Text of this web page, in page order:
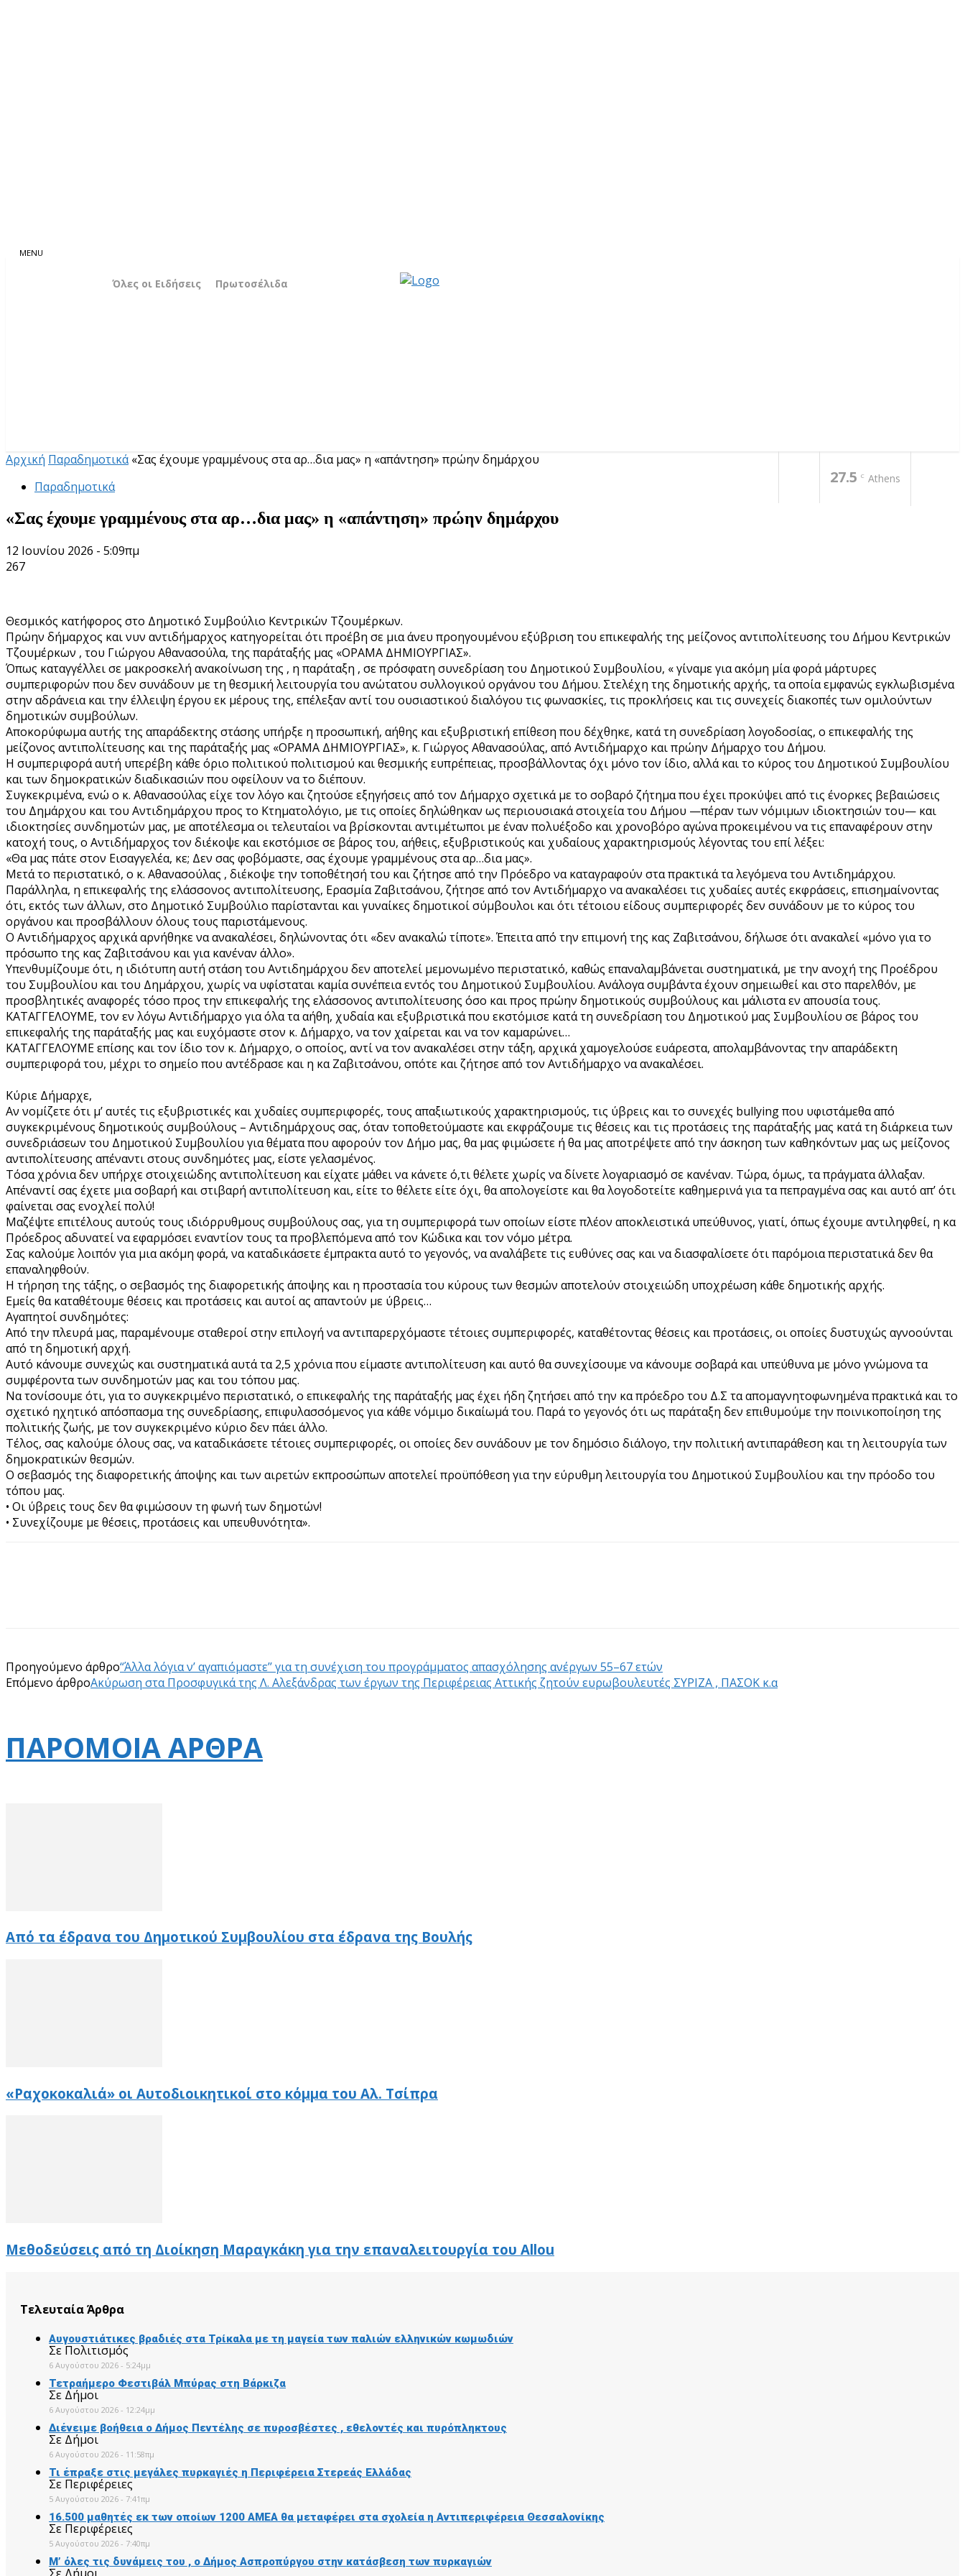
Όλες οι Ειδήσεις Πρωτοσέλιδα
27.5 C Athens
Αρχική Παραδημοτικά «Σας έχουμε γραμμένους στα αρ…δια μας» η «απάντηση» πρώην δημάρχου
Παραδημοτικά
«Σας έχουμε γραμμένους στα αρ…δια μας» η «απάντηση» πρώην δημάρχου
12 Ιουνίου 2026 - 5:09πμ
267
Θεσμικός κατήφορος στο Δημοτικό Συμβούλιο Κεντρικών Τζουμέρκων.
Πρώην δήμαρχος και νυν αντιδήμαρχος κατηγορείται ότι προέβη σε μια άνευ προηγουμένου εξύβριση του επικεφαλής της μείζονος αντιπολίτευσης του Δήμου Κεντρικών
Τζουμέρκων , του Γιώργου Αθανασούλα, της παράταξής μας «ΟΡΑΜΑ ΔΗΜΙΟΥΡΓΙΑΣ».
Όπως καταγγέλλει σε μακροσκελή ανακοίνωση της , η παράταξη , σε πρόσφατη συνεδρίαση του Δημοτικού Συμβουλίου, « γίναμε για ακόμη μία φορά μάρτυρες
συμπεριφορών που δεν συνάδουν με τη θεσμική λειτουργία του ανώτατου συλλογικού οργάνου του Δήμου. Στελέχη της δημοτικής αρχής, τα οποία εμφανώς εγκλωβισμένα
στην αδράνεια και την έλλειψη έργου εκ μέρους της, επέλεξαν αντί του ουσιαστικού διαλόγου τις φωνασκίες, τις προκλήσεις και τις συνεχείς διακοπές των ομιλούντων
δημοτικών συμβούλων.
Αποκορύφωμα αυτής της απαράδεκτης στάσης υπήρξε η προσωπική, αήθης και εξυβριστική επίθεση που δέχθηκε, κατά τη συνεδρίαση λογοδοσίας, ο επικεφαλής της
μείζονος αντιπολίτευσης και της παράταξής μας «ΟΡΑΜΑ ΔΗΜΙΟΥΡΓΙΑΣ», κ. Γιώργος Αθανασούλας, από Αντιδήμαρχο και πρώην Δήμαρχο του Δήμου.
Η συμπεριφορά αυτή υπερέβη κάθε όριο πολιτικού πολιτισμού και θεσμικής ευπρέπειας, προσβάλλοντας όχι μόνο τον ίδιο, αλλά και το κύρος του Δημοτικού Συμβουλίου
και των δημοκρατικών διαδικασιών που οφείλουν να το διέπουν.
Συγκεκριμένα, ενώ ο κ. Αθανασούλας είχε τον λόγο και ζητούσε εξηγήσεις από τον Δήμαρχο σχετικά με το σοβαρό ζήτημα που έχει προκύψει από τις ένορκες βεβαιώσεις
του Δημάρχου και του Αντιδημάρχου προς το Κτηματολόγιο, με τις οποίες δηλώθηκαν ως περιουσιακά στοιχεία του Δήμου —πέραν των νόμιμων ιδιοκτησιών του— και
ιδιοκτησίες συνδημοτών μας, με αποτέλεσμα οι τελευταίοι να βρίσκονται αντιμέτωποι με έναν πολυέξοδο και χρονοβόρο αγώνα προκειμένου να τις επαναφέρουν στην
κατοχή τους, ο Αντιδήμαρχος τον διέκοψε και εκστόμισε σε βάρος του, αήθεις, εξυβριστικούς και χυδαίους χαρακτηρισμούς λέγοντας του επί λέξει:
«Θα μας πάτε στον Εισαγγελέα, κε; Δεν σας φοβόμαστε, σας έχουμε γραμμένους στα αρ…δια μας».
Μετά το περιστατικό, ο κ. Αθανασούλας , διέκοψε την τοποθέτησή του και ζήτησε από την Πρόεδρο να καταγραφούν στα πρακτικά τα λεγόμενα του Αντιδημάρχου.
Παράλληλα, η επικεφαλής της ελάσσονος αντιπολίτευσης, Ερασμία Ζαβιτσάνου, ζήτησε από τον Αντιδήμαρχο να ανακαλέσει τις χυδαίες αυτές εκφράσεις, επισημαίνοντας
ότι, εκτός των άλλων, στο Δημοτικό Συμβούλιο παρίστανται και γυναίκες δημοτικοί σύμβουλοι και ότι τέτοιου είδους συμπεριφορές δεν συνάδουν με το κύρος του
οργάνου και προσβάλλουν όλους τους παριστάμενους.
Ο Αντιδήμαρχος αρχικά αρνήθηκε να ανακαλέσει, δηλώνοντας ότι «δεν ανακαλώ τίποτε». Έπειτα από την επιμονή της κας Ζαβιτσάνου, δήλωσε ότι ανακαλεί «μόνο για το
πρόσωπο της κας Ζαβιτσάνου και για κανέναν άλλο».
Υπενθυμίζουμε ότι, η ιδιότυπη αυτή στάση του Αντιδημάρχου δεν αποτελεί μεμονωμένο περιστατικό, καθώς επαναλαμβάνεται συστηματικά, με την ανοχή της Προέδρου
του Συμβουλίου και του Δημάρχου, χωρίς να υφίσταται καμία συνέπεια εντός του Δημοτικού Συμβουλίου. Ανάλογα συμβάντα έχουν σημειωθεί και στο παρελθόν, με
προσβλητικές αναφορές τόσο προς την επικεφαλής της ελάσσονος αντιπολίτευσης όσο και προς πρώην δημοτικούς συμβούλους και μάλιστα εν απουσία τους.
ΚΑΤΑΓΓΕΛΟΥΜΕ, τον εν λόγω Αντιδήμαρχο για όλα τα αήθη, χυδαία και εξυβριστικά που εκστόμισε κατά τη συνεδρίαση του Δημοτικού μας Συμβουλίου σε βάρος του
επικεφαλής της παράταξής μας και ευχόμαστε στον κ. Δήμαρχο, να τον χαίρεται και να τον καμαρώνει…
ΚΑΤΑΓΓΕΛΟΥΜΕ επίσης και τον ίδιο τον κ. Δήμαρχο, ο οποίος, αντί να τον ανακαλέσει στην τάξη, αρχικά χαμογελούσε ευάρεστα, απολαμβάνοντας την απαράδεκτη
συμπεριφορά του, μέχρι το σημείο που αντέδρασε και η κα Ζαβιτσάνου, οπότε και ζήτησε από τον Αντιδήμαρχο να ανακαλέσει.
Κύριε Δήμαρχε,
Αν νομίζετε ότι μ’ αυτές τις εξυβριστικές και χυδαίες συμπεριφορές, τους απαξιωτικούς χαρακτηρισμούς, τις ύβρεις και το συνεχές bullying που υφιστάμεθα από
συγκεκριμένους δημοτικούς συμβούλους – Αντιδημάρχους σας, όταν τοποθετούμαστε και εκφράζουμε τις θέσεις και τις προτάσεις της παράταξής μας κατά τη διάρκεια των
συνεδριάσεων του Δημοτικού Συμβουλίου για θέματα που αφορούν τον Δήμο μας, θα μας φιμώσετε ή θα μας αποτρέψετε από την άσκηση των καθηκόντων μας ως μείζονος
αντιπολίτευσης απέναντι στους συνδημότες μας, είστε γελασμένος.
Τόσα χρόνια δεν υπήρχε στοιχειώδης αντιπολίτευση και είχατε μάθει να κάνετε ό,τι θέλετε χωρίς να δίνετε λογαριασμό σε κανέναν. Τώρα, όμως, τα πράγματα άλλαξαν.
Απέναντί σας έχετε μια σοβαρή και στιβαρή αντιπολίτευση και, είτε το θέλετε είτε όχι, θα απολογείστε και θα λογοδοτείτε καθημερινά για τα πεπραγμένα σας και αυτό απ’ ότι
φαίνεται σας ενοχλεί πολύ!
Μαζέψτε επιτέλους αυτούς τους ιδιόρρυθμους συμβούλους σας, για τη συμπεριφορά των οποίων είστε πλέον αποκλειστικά υπεύθυνος, γιατί, όπως έχουμε αντιληφθεί, η κα
Πρόεδρος αδυνατεί να εφαρμόσει εναντίον τους τα προβλεπόμενα από τον Κώδικα και τον νόμο μέτρα.
Σας καλούμε λοιπόν για μια ακόμη φορά, να καταδικάσετε έμπρακτα αυτό το γεγονός, να αναλάβετε τις ευθύνες σας και να διασφαλίσετε ότι παρόμοια περιστατικά δεν θα
επαναληφθούν.
Η τήρηση της τάξης, ο σεβασμός της διαφορετικής άποψης και η προστασία του κύρους των θεσμών αποτελούν στοιχειώδη υποχρέωση κάθε δημοτικής αρχής.
Εμείς θα καταθέτουμε θέσεις και προτάσεις και αυτοί ας απαντούν με ύβρεις…
Αγαπητοί συνδημότες:
Από την πλευρά μας, παραμένουμε σταθεροί στην επιλογή να αντιπαρερχόμαστε τέτοιες συμπεριφορές, καταθέτοντας θέσεις και προτάσεις, οι οποίες δυστυχώς αγνοούνται
από τη δημοτική αρχή.
Αυτό κάνουμε συνεχώς και συστηματικά αυτά τα 2,5 χρόνια που είμαστε αντιπολίτευση και αυτό θα συνεχίσουμε να κάνουμε σοβαρά και υπεύθυνα με μόνο γνώμονα τα
συμφέροντα των συνδημοτών μας και του τόπου μας.
Να τονίσουμε ότι, για το συγκεκριμένο περιστατικό, ο επικεφαλής της παράταξής μας έχει ήδη ζητήσει από την κα πρόεδρο του Δ.Σ τα απομαγνητοφωνημένα πρακτικά και το
σχετικό ηχητικό απόσπασμα της συνεδρίασης, επιφυλασσόμενος για κάθε νόμιμο δικαίωμά του. Παρά το γεγονός ότι ως παράταξη δεν επιθυμούμε την ποινικοποίηση της
πολιτικής ζωής, με τον συγκεκριμένο κύριο δεν πάει άλλο.
Τέλος, σας καλούμε όλους σας, να καταδικάσετε τέτοιες συμπεριφορές, οι οποίες δεν συνάδουν με τον δημόσιο διάλογο, την πολιτική αντιπαράθεση και τη λειτουργία των
δημοκρατικών θεσμών.
Ο σεβασμός της διαφορετικής άποψης και των αιρετών εκπροσώπων αποτελεί προϋπόθεση για την εύρυθμη λειτουργία του Δημοτικού Συμβουλίου και την πρόοδο του
τόπου μας.
• Οι ύβρεις τους δεν θα φιμώσουν τη φωνή των δημοτών!
• Συνεχίζουμε με θέσεις, προτάσεις και υπευθυνότητα».
Προηγούμενο άρθρο“Άλλα λόγια ν’ αγαπιόμαστε’’ για τη συνέχιση του προγράμματος απασχόλησης ανέργων 55–67 ετών
Επόμενο άρθροΑκύρωση στα Προσφυγικά της Λ. Αλεξάνδρας των έργων της Περιφέρειας Αττικής ζητούν ευρωβουλευτές ΣΥΡΙΖΑ , ΠΑΣΟΚ κ.α
ΠΑΡΟΜΟΙΑ ΑΡΘΡΑ
Από τα έδρανα του Δημοτικού Συμβουλίου στα έδρανα της Βουλής
«Ραχοκοκαλιά» οι Αυτοδιοικητικοί στο κόμμα του Αλ. Τσίπρα
Μεθοδεύσεις από τη Διοίκηση Μαραγκάκη για την επαναλειτουργία του Allou
Τελευταία Άρθρα
Αυγουστιάτικες βραδιές στα Τρίκαλα με τη μαγεία των παλιών ελληνικών κωμωδιών
Σε Πολιτισμός
6 Αυγούστου 2026 - 5:24μμ
Τετραήμερο Φεστιβάλ Μπύρας στη Βάρκιζα
Σε Δήμοι
6 Αυγούστου 2026 - 12:24μμ
Διένειμε βοήθεια ο Δήμος Πεντέλης σε πυροσβέστες , εθελοντές και πυρόπληκτους
Σε Δήμοι
6 Αυγούστου 2026 - 11:58πμ
Τι έπραξε στις μεγάλες πυρκαγιές η Περιφέρεια Στερεάς Ελλάδας
Σε Περιφέρειες
5 Αυγούστου 2026 - 7:41πμ
16.500 μαθητές εκ των οποίων 1200 ΑΜΕΑ θα μεταφέρει στα σχολεία η Αντιπεριφέρεια Θεσσαλονίκης
Σε Περιφέρειες
5 Αυγούστου 2026 - 7:40πμ
Μ’ όλες τις δυνάμεις του , ο Δήμος Ασπροπύργου στην κατάσβεση των πυρκαγιών